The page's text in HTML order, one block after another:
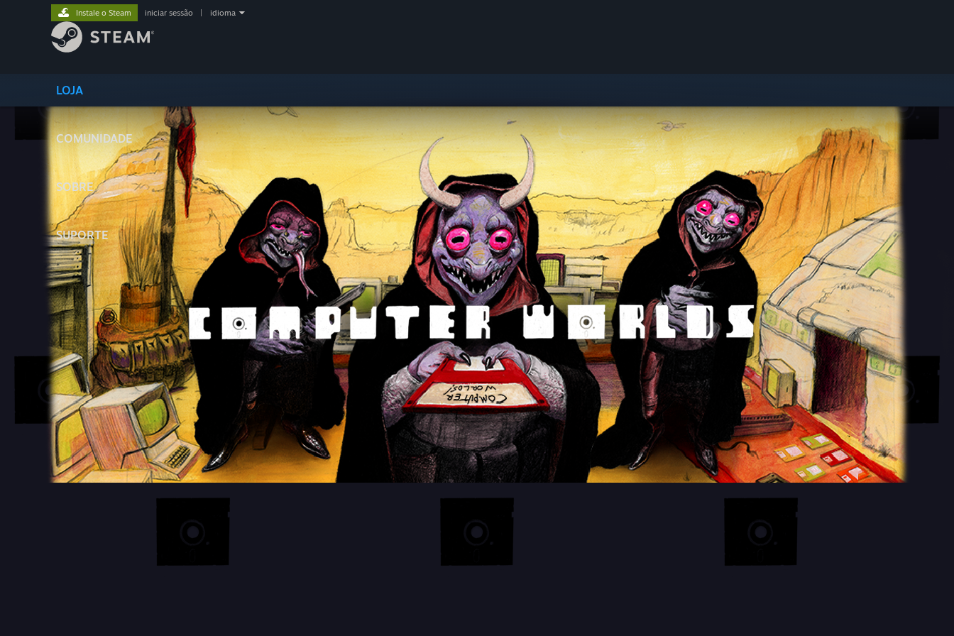
LOJA
COMUNIDADE
SOBRE
SUPORTE
Instale o Steam iniciar sessão idioma